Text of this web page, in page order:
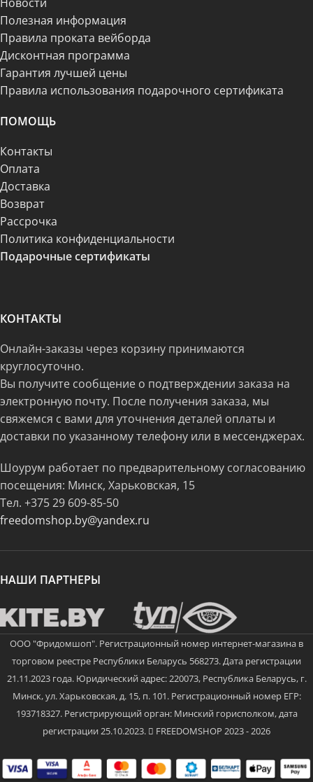
Новости
Полезная информация
Правила проката вейборда
Дисконтная программа
Гарантия лучшей цены
Правила использования подарочного сертификата
ПОМОЩЬ
Контакты
Оплата
Доставка
Возврат
Рассрочка
Политика конфиденциальности
Подарочные сертификаты
КОНТАКТЫ
Онлайн-заказы через корзину принимаются
круглосуточно.
Вы получите сообщение о подтверждении заказа на
электронную почту. После получения заказа, мы
свяжемся с вами для уточнения деталей оплаты и
доставки по указанному телефону или в мессенджерах.
Шоурум работает по предварительному согласованию
посещения: Минск, Харьковская, 15
Тел. +375 29 609-85-50
freedomshop.by@yandex.ru
НАШИ ПАРТНЕРЫ
ООО "Фридомшоп". Регистрационный номер интернет-магазина в
торговом реестре Республики Беларусь 568273. Дата регистрации
21.11.2023 года. Юридический адрес: 220073, Республика Беларусь, г.
Минск, ул. Харьковская, д. 15, п. 101. Регистрационный номер ЕГР:
193718327. Регистрирующий орган: Минский горисполком, дата
регистрации 25.10.2023.
FREEDOMSHOP 2023 - 2026